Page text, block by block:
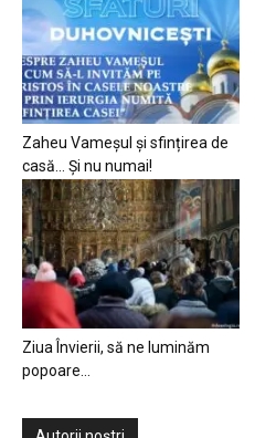
Zaheu Vameșul și sfințirea de
casă… Și nu numai!
Ziua Învierii, să ne luminăm
popoare…